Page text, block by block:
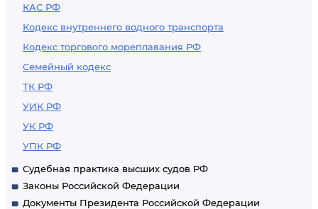
КАС РФ
Кодекс внутреннего водного транспорта
Кодекс торгового мореплавания РФ
Семейный кодекс
ТК РФ
УИК РФ
УК РФ
УПК РФ
Судебная практика высших судов РФ
Законы Российской Федерации
Документы Президента Российской Федерации